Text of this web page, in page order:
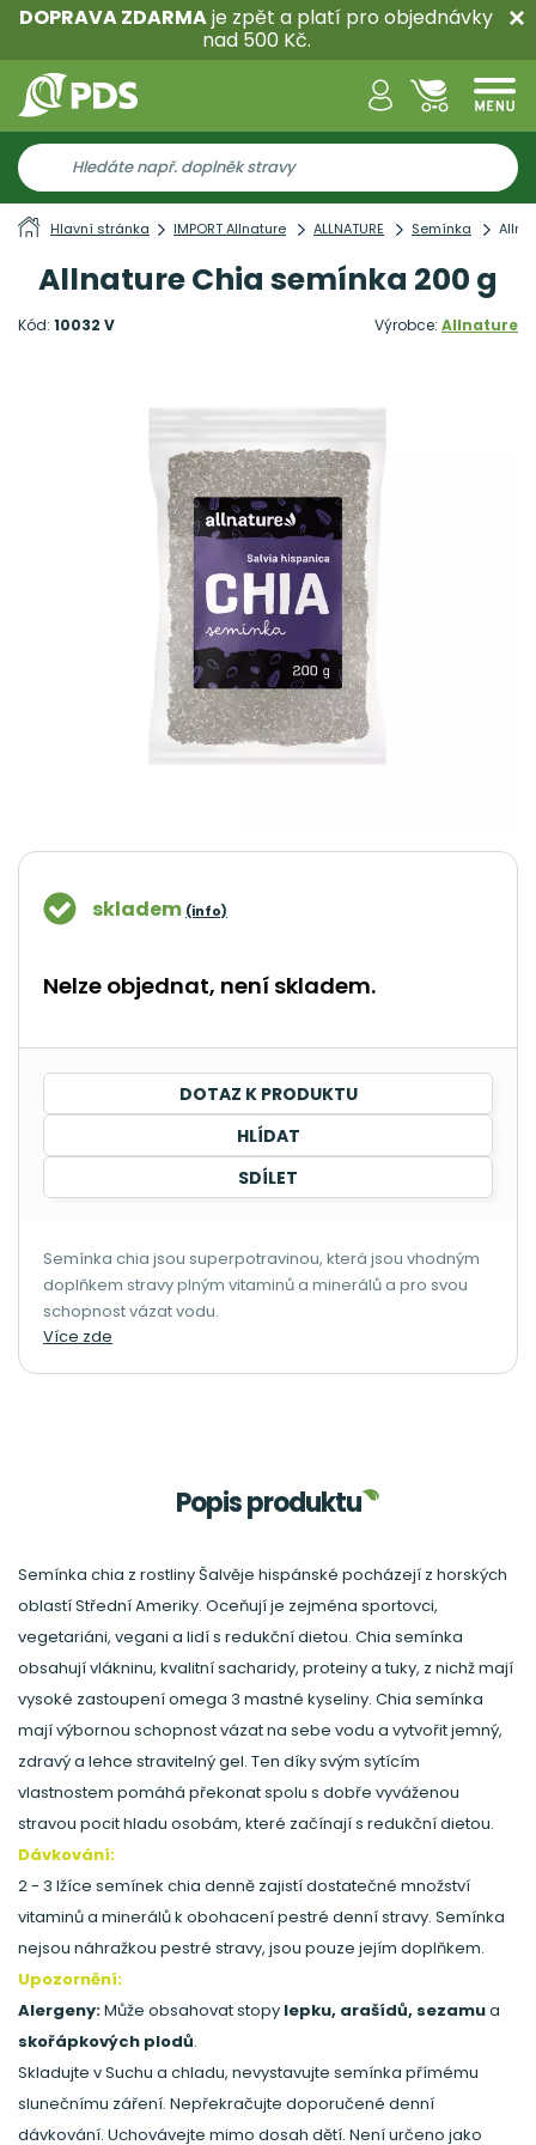
DOPRAVA ZDARMAje zpět a platí pro objednávky
nad 500 Kč.
Hlavní stránka IMPORT Allnature ALLNATURE Semínka
Allnature Chia semínka 200 g
Kód: 10032 V Výrobce: Allnature
skladem (info)
Nelze objednat, není skladem.
DOTAZ K PRODUKTU
HLÍDAT
SDÍLET
Semínka chia jsou superpotravinou, která jsou vhodným
doplňkem stravy plným vitaminů a minerálů a pro svou
schopnost vázat vodu.
Více zde
Popis produktu
Semínka chia z rostliny Šalvěje hispánské pocházejí z horských
oblastí Střední Ameriky. Oceňují je zejména sportovci,
vegetariáni, vegani a lidí s redukční dietou. Chia semínka
obsahují vlákninu, kvalitní sacharidy, proteiny a tuky, z nichž mají
vysoké zastoupení omega 3 mastné kyseliny. Chia semínka
mají výbornou schopnost vázat na sebe vodu a vytvořit jemný,
zdravý a lehce stravitelný gel. Ten díky svým sytícím
vlastnostem pomáhá překonat spolu s dobře vyváženou
stravou pocit hladu osobám, které začínají s redukční dietou.
Dávkování:
2 - 3 lžíce semínek chia denně zajistí dostatečné množství
vitaminů a minerálů k obohacení pestré denní stravy. Semínka
nejsou náhražkou pestré stravy, jsou pouze jejím doplňkem.
Upozornění:
Alergeny:Může obsahovat stopy lepku, arašídů, sezamua
skořápkových plodů.
Skladujte v Suchu a chladu, nevystavujte semínka přímému
slunečnímu záření. Nepřekračujte doporučené denní
dávkování. Uchovávejte mimo dosah dětí. Není určeno jako